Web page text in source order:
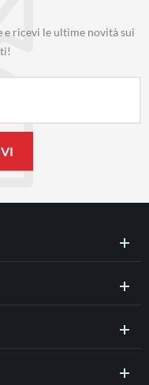
ricevi le ultime novità sui